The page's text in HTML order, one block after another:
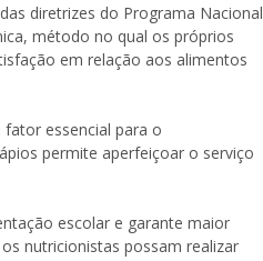
diretrizes do Programa Nacional
método no qual os próprios
em relação aos alimentos
essencial para o
permite aperfeiçoar o serviço
escolar e garante maior
nutricionistas possam realizar